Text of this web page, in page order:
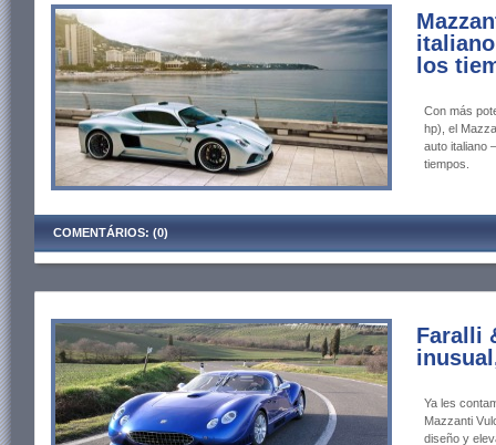
los
Con más
hp), el
auto italiano
tiempos.
COMENTÁRIOS: (0)
Faralli
Ya les
Mazzanti
diseño y